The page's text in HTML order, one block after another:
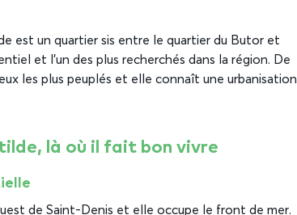
est un quartier sis entre le quartier du Butor et
et l’un des plus recherchés dans la région. De
les plus peuplés et elle connaît une urbanisation
là où il fait bon vivre
de Saint-Denis et elle occupe le front de mer.